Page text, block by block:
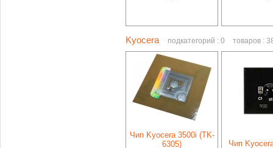
Kyocera подкатегорий : 0 товаров :
Чип Kyocera 3500i (TK-
6305)
Чип